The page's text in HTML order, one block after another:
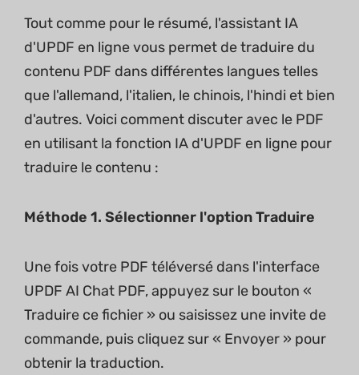
Tout comme pour le résumé, l'assistant IA
d'UPDF en ligne vous permet de traduire du
contenu PDF dans différentes langues telles
que l'allemand, l'italien, le chinois, l'hindi et bien
d'autres. Voici comment discuter avec le PDF
en utilisant la fonction IA d'UPDF en ligne pour
traduire le contenu :
Méthode 1. Sélectionner l'option Traduire
Une fois votre PDF téléversé dans l'interface
UPDF AI Chat PDF, appuyez sur le bouton «
Traduire ce fichier » ou saisissez une invite de
commande, puis cliquez sur « Envoyer » pour
obtenir la traduction.